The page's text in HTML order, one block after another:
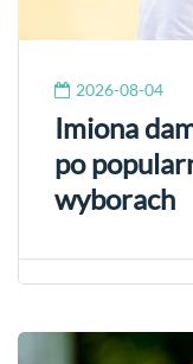
2026-08-04
Imiona
po
wyborach